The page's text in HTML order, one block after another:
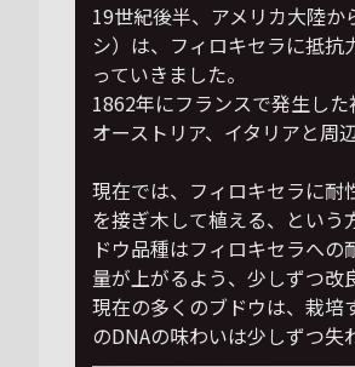
19世紀後半、アメリカ大陸
シ）は、フィロキセラに抵
っていきました。
1862年にフランスで発生し
オーストリア、イタリアと周
現在では、フィロキセラに耐
を接ぎ木して植える、という
ドウ品種はフィロキセラへ
量が上がるよう、少しずつ改
現在の多くのブドウは、栽培
のDNAの味わいは少しずつ失